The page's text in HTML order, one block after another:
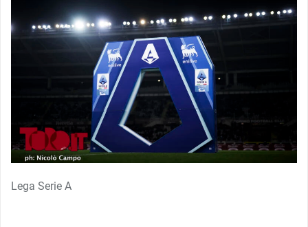
Lega Serie A